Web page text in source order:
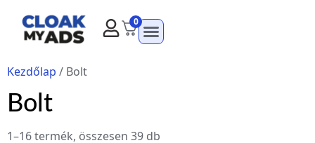
0
Kezdőlap / Bolt
Bolt
1–16 termék, összesen 39 db